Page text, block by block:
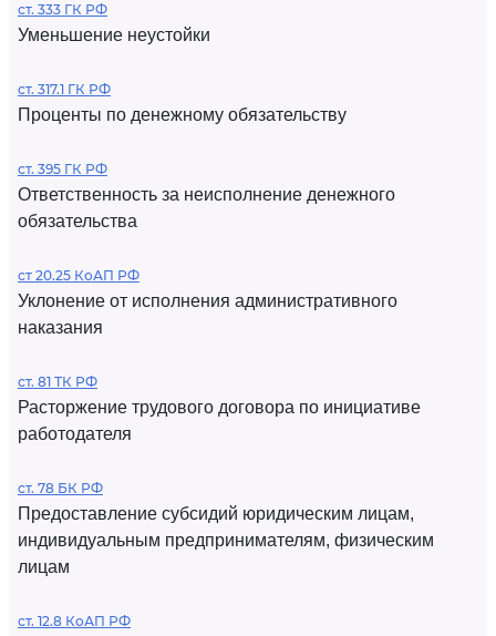
ст. 333 ГК РФ
Уменьшение неустойки
ст. 317.1 ГК РФ
Проценты по денежному обязательству
ст. 395 ГК РФ
Ответственность за неисполнение денежного
обязательства
ст 20.25 КоАП РФ
Уклонение от исполнения административного
наказания
ст. 81 ТК РФ
Расторжение трудового договора по инициативе
работодателя
ст. 78 БК РФ
Предоставление субсидий юридическим лицам,
индивидуальным предпринимателям, физическим
лицам
ст. 12.8 КоАП РФ